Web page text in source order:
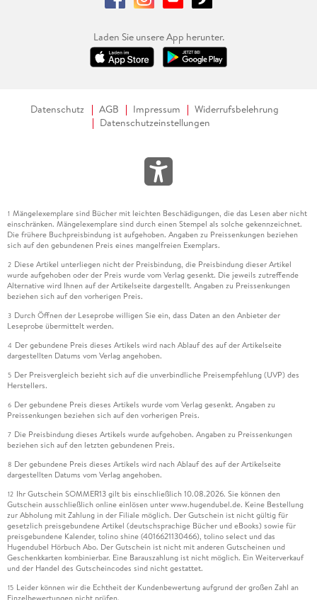
Laden Sie unsere App herunter.
Datenschutz AGB Impressum
Widerrufsbelehrung
Datenschutzeinstellungen
1 Mängelexemplare sind Bücher mit leichten Beschädigungen, die das Lesen aber nicht
einschränken. Mängelexemplare sind durch einen Stempel als solche gekennzeichnet.
Die frühere Buchpreisbindung ist aufgehoben. Angaben zu Preissenkungen beziehen
sich auf den gebundenen Preis eines mangelfreien Exemplars.
2 Diese Artikel unterliegen nicht der Preisbindung, die Preisbindung dieser Artikel
wurde aufgehoben oder der Preis wurde vom Verlag gesenkt. Die jeweils zutreffende
Alternative wird Ihnen auf der Artikelseite dargestellt. Angaben zu Preissenkungen
beziehen sich auf den vorherigen Preis.
3 Durch Öffnen der Leseprobe willigen Sie ein, dass Daten an den Anbieter der
Leseprobe übermittelt werden.
4 Der gebundene Preis dieses Artikels wird nach Ablauf des auf der Artikelseite
dargestellten Datums vom Verlag angehoben.
5 Der Preisvergleich bezieht sich auf die unverbindliche Preisempfehlung (UVP) des
Herstellers.
6 Der gebundene Preis dieses Artikels wurde vom Verlag gesenkt. Angaben zu
Preissenkungen beziehen sich auf den vorherigen Preis.
7 Die Preisbindung dieses Artikels wurde aufgehoben. Angaben zu Preissenkungen
beziehen sich auf den letzten gebundenen Preis.
8 Der gebundene Preis dieses Artikels wird nach Ablauf des auf der Artikelseite
dargestellten Datums vom Verlag angehoben.
12 Ihr Gutschein SOMMER13 gilt bis einschließlich 10.08.2026. Sie können den
Gutschein ausschließlich online einlösen unter www.hugendubel.de. Keine Bestellung
zur Abholung mit Zahlung in der Filiale möglich. Der Gutschein ist nicht gültig für
gesetzlich preisgebundene Artikel (deutschsprachige Bücher und eBooks) sowie für
preisgebundene Kalender, tolino shine (4016621130466), tolino select und das
Hugendubel Hörbuch Abo. Der Gutschein ist nicht mit anderen Gutscheinen und
Geschenkkarten kombinierbar. Eine Barauszahlung ist nicht möglich. Ein Weiterverkauf
und der Handel des Gutscheincodes sind nicht gestattet.
15 Leider können wir die Echtheit der Kundenbewertung aufgrund der großen Zahl an
Einzelbewertungen nicht prüfen.